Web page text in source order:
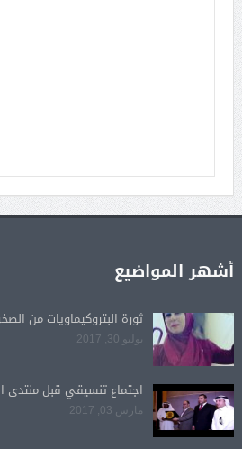
أشهر المواضيع
ثورة البتروكيماويات من
يوليو 30, 2017
اجتماع تنسيقي قبل منتدى
مارس 03, 2017